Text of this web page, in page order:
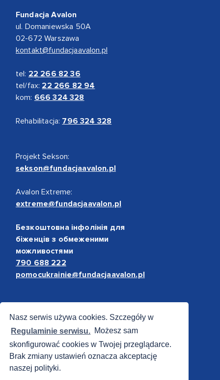
Nasz serwis używa cookies. Szczegóły w
Regulaminie serwisu. Możesz sam
skonfigurować cookies w Twojej przeglądarce.
Brak zmiany ustawień oznacza akceptację
naszej polityki.
Fundacja Avalon
ul. Domaniewska 50A
02-672 Warszawa
kontakt@fundacjaavalon.pl
tel: 22 266 82 36
tel/fax: 22 266 82 94
kom: 666 324 328
Rehabilitacja: 796 324 328
Projekt Sekson:
sekson@fundacjaavalon.pl
Avalon Extreme:
extreme@fundacjaavalon.pl
Безкоштовна інфолінія для
біженців з обмеженими
можливостями
790 688 222
pomocukrainie@fundacjaavalon.pl
Bezpieczne płatności